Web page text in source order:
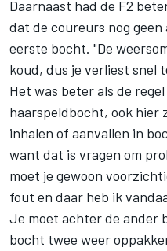
Daarnaast had de F2
dat de coureurs nog
eerste bocht. "De
koud, dus je verliest snel
Het was beter als de
haarspeldbocht, ook hier
inhalen of aanvallen in
want dat is vragen om
moet je gewoon
fout en daar heb ik
Je moet achter de ander
bocht twee weer